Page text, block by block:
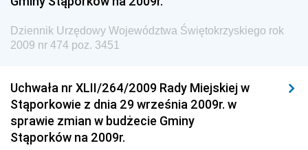
Dziennik Urzędowy Prezesa Urzędu Transportu
Kolejowego
Technologii
Dziennik Urzędowy Ministra Inwestycji i Rozwoju
Dziennik Urzędowy Naczelnego Dyrektora Archiwów
Państwowych
Dziennik Urzędowy Województwa Świętokrzyskiego rok
2009 nr 474 poz. 3451
Uchwała nr XLII/264/2009 Rady Miejskiej w
Stąporkowie z dnia 29 września 2009r. w
sprawie zmian w budżecie Gminy
Stąporków na 2009r.